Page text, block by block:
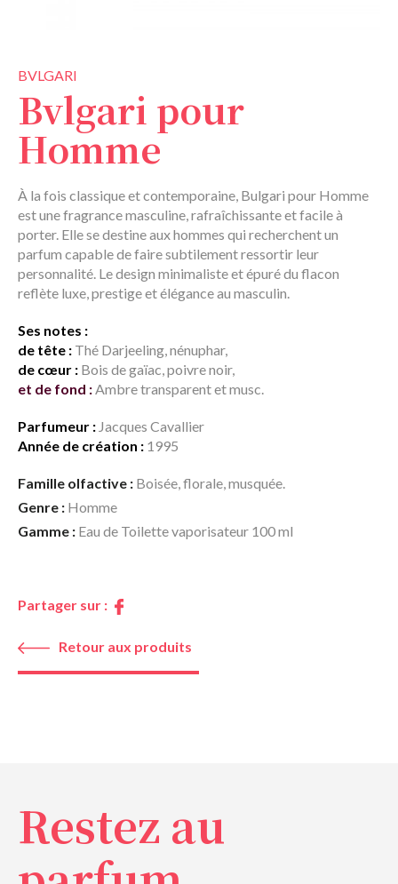
BVLGARI
Bvlgari pour
Homme
À la fois classique et contemporaine, Bulgari pour Homme
est une fragrance masculine, rafraîchissante et facile à
porter. Elle se destine aux hommes qui recherchent un
parfum capable de faire subtilement ressortir leur
personnalité. Le design minimaliste et épuré du flacon
reflète luxe, prestige et élégance au masculin.
Ses notes :
de tête : Thé Darjeeling, nénuphar,
de cœur : Bois de gaïac, poivre noir,
et de fond : Ambre transparent et musc.
Parfumeur : Jacques Cavallier
Année de création : 1995
Famille olfactive : Boisée, florale, musquée.
Genre : Homme
Gamme : Eau de Toilette vaporisateur 100 ml
Partager sur :
Retour aux produits
Restez au